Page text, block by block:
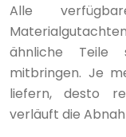
Alle
ähnliche Teile
mitbringen. Je
liefern, desto
verläuft die